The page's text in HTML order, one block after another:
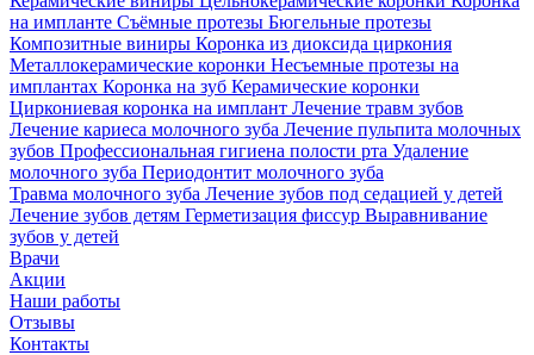
на импланте Съёмные протезы Бюгельные протезы
Композитные виниры Коронка из диоксида циркония
Металлокерамические коронки Несъемные протезы на
имплантах Коронка на зуб Керамические коронки
Циркониевая коронка на имплант Лечение травм зубов
Лечение кариеса молочного зуба Лечение пульпита молочных
зубов Профессиональная гигиена полости рта Удаление
молочного зуба Периодонтит молочного зуба
Травма молочного зуба Лечение зубов под седацией у детей
Лечение зубов детям Герметизация фиссур Выравнивание
зубов у детей
Врачи
Акции
Наши работы
Отзывы
Контакты